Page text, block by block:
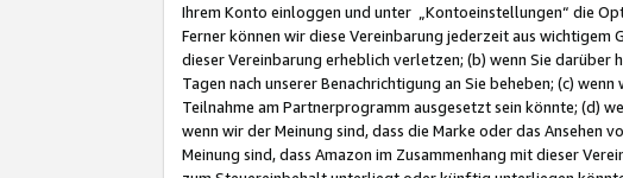
Ihrem Konto einloggen und unter „Kontoeinstellungen“ die
Ferner können wir diese Vereinbarung jederzeit aus
dieser Vereinbarung erheblich verletzen; (b) wenn Sie
Tagen nach unserer Benachrichtigung an Sie beheben; (c)
Teilnahme am Partnerprogramm ausgesetzt sein könnte; (d)
wenn wir der Meinung sind, dass die Marke oder das
Meinung sind, dass Amazon im Zusammenhang mit dieser